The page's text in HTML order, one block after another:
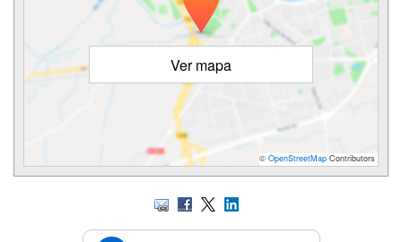
Ver mapa
© OpenStreetMap Contributors